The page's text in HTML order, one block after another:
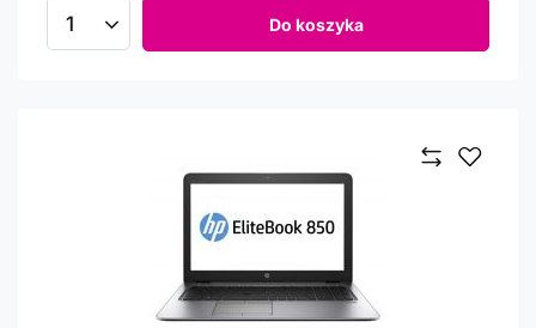
Ilość produktów Do koszyka